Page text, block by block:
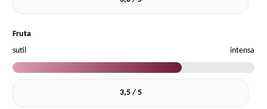
Fruta
sutil
intensa
3,5 / 5